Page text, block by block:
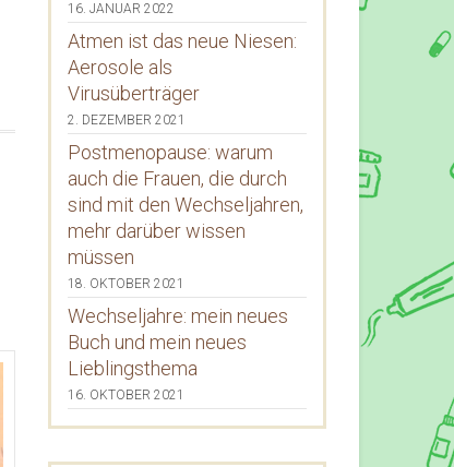
16. JANUAR 2022
Atmen ist das neue Niesen:
Aerosole als
Virusüberträger
2. DEZEMBER 2021
Postmenopause: warum
auch die Frauen, die durch
sind mit den Wechseljahren,
mehr darüber wissen
müssen
18. OKTOBER 2021
Wechseljahre: mein neues
Buch und mein neues
Lieblingsthema
16. OKTOBER 2021